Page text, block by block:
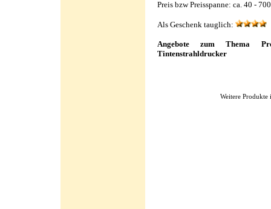
Preis bzw Preisspanne: ca. 40 -
Als Geschenk tauglich:
Angebote zum Thema
Tintenstrahldrucker
Weitere Produkte